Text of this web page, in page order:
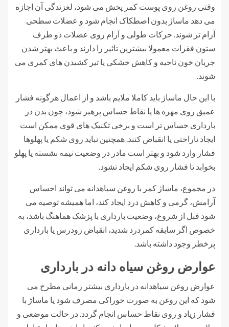
وقتی روغن روی پوست کمر پخش می شود، لغزندگی آن اجازه
می دهد ماساژ بدون اصطکاک انجام شود و عضلات سطحی
آرام تر شوند. حرکات طولی و آرام روی عضلات دو طرف
ستون فقرات معمولا بیشترین تاثیر را دارند و باعث بهتر شدن
جریان خون ناحیه و کاهش خشکی یا تیر کشیدن های کمری می
شوند.
با این حال ماساژ باید کاملا ملایم باشد و از اعمال هرگونه فشار
عمیق روی مهره ها یا نقاط حساس پرهیز شود، چون بدن در
بارداری حساس تر است و برخی تکنیک های قوی ممکن است
ایجاد ناراحتی یا انقباض کنند. همچنین نباید روی شکم یا پهلوها
فشار وارد شود و بهتر است مادر در وضعیت نیمه نشسته یا پهلو
بخوابد تا فشار روی شکم ایجاد نشود.
در مجموع، ماساژ کمر با روغن سیاهدانه می تواند احساس
آرامش، گرمی و کاهش درد ایجاد کند، اما همیشه توصیه می
شود قبل از شروع، وضعیت بارداری با پزشک هماهنگ باشد، به
خصوص اگر سابقه کمردرد شدید، انقباض زودرس یا بارداری
پرخطر وجود داشته باشد.
عوارض روغن سیاه دانه در بارداری
عوارض روغن سیاهدانه در بارداری بیشتر زمانی مطرح می
شود که این روغن به صورت خوراکی مصرف شود یا ماساژ با
فشار زیاد و روی نقاط حساس انجام گردد. در حالت موضعی و